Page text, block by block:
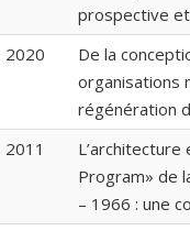
prospective
2020
De la
organisations
régénération
2011
L’architecture
Program» de
– 1966 : une